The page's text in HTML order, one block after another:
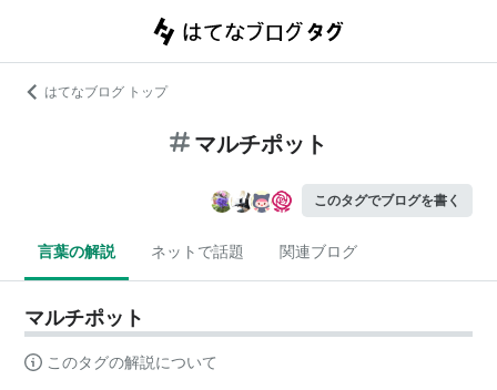
はてなブログ トップ
マルチポット
このタグでブログを書く
言葉の解説 ネットで話題 関連ブログ
マルチポット
このタグの解説について